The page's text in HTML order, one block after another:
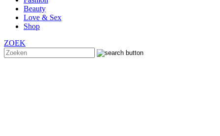
Beauty
Love & Sex
Shop
ZOEK